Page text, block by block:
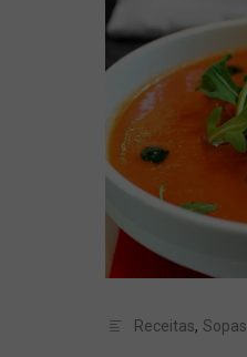
Receitas, Sopas